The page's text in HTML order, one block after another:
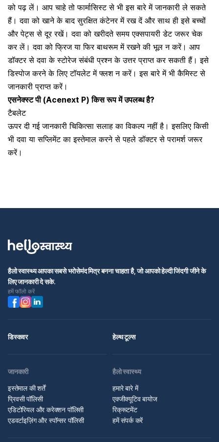
को पढ़ लें। आप चाहे तो फार्मासिस्ट से भी इस बारे में जानकारी ले सकते
हैं। दवा को खाने के बाद सुरक्षित कंटेनर में रख दें और साथ ही इसे बच्चों
और पेट्स से दूर रखें। दवा को खरीदते समय एक्सपायरी डेट जरूर चेक
कर लें। दवा को फ्रिज या फिर बाथरूम में रखने की भूल न करें। आप
डॉक्टर से दवा के स्टोरेज संबंधी प्रश्न के उत्तर प्राप्त कर सकती हैं। इसे
डिस्पोज करने के लिए टॉयलेट में फ्लश न करें। इस बारे में भी कैमिस्ट से
जानकारी प्राप्त करें।
एसनेक्स्ट पी (Acenext P)किस रूप में उपलब्ध है?
टैबलेट
ऊपर दी गई जानकारी चिकित्सा सलाह का विकल्प नहीं है। इसलिए किसी
भी दवा या सप्लिमेंट का इस्तेमाल करने से पहले डॉक्टर से परामर्श जरूर
करें।
हैलो स्वास्थ्य आपका सबसे भरोसेमंद मित्र बनना चाहता है, जो आपको हेल्दी जिंदगी जीने के
लिए जानकारी दे सके.
हमें फॉलो करें
डिस्कवर हेल्थ टूल्स
जानकारी
इस्तेमाल की शर्तें
प्रिवसी पॉलिसी
एडिटोरियल और करेक्शन पॉलिसी
एडवर्टाइज़िंग और स्पॉन्सर पॉलिसी
हैलो स्वास्थ्य
हमारे बारे में
एक्जीक्यूटिव बायोज
रिक्रूटमेंट
हमें संपर्क करें